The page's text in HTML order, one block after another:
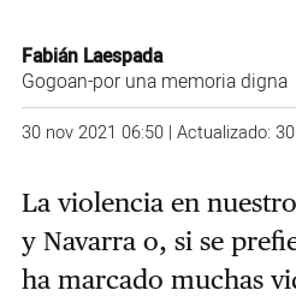
Fabián Laespada
Gogoan-por una memoria digna
30 nov 2021 06:50 | Actualizado:
La violencia en
y Navarra o, si se
ha marcado muchas